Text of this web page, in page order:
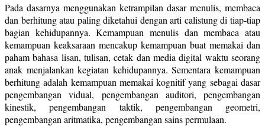
Pada dasarnya menggunakan ketrampilan dasar menulis, membaca
dan berhitung atau paling diketahui dengan arti calistung di tiap-tiap
bagian kehidupannya. Kemampuan menulis dan membaca atau
kemampuan keaksaraan mencakup kemampuan buat memakai dan
paham bahasa lisan, tulisan, cetak dan media digital waktu seorang
anak menjalankan kegiatan kehidupannya. Sementara kemampuan
berhitung adalah kemampuan memakai kognitif yang sebagai dasar
pengembangan vidual, pengembangan auditori, pengembangan
kinestik, pengembangan taktik, pengembangan geometri,
pengembangan aritmatika, pengembangan sains permulaan.